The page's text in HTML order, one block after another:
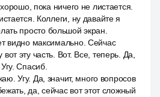
пока ничего не листается.
Коллеги, ну давайте я
просто большой экран.
видно максимально. Сейчас
эту часть. Вот. Все, теперь. Да,
Спасиб.
Угу. Да, значит, много вопросов
да, сейчас вот этот сложный